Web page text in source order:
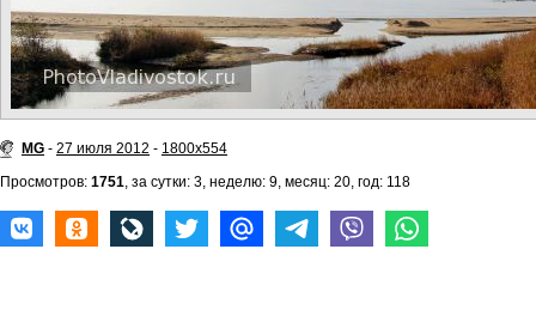
MG - 27 июля 2012 - 1800x554
Просмотров: 1751, за сутки: 3, неделю: 9, месяц: 20, год: 118